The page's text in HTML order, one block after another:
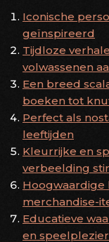
Iconische
geïnspireerd
Tijdloze
volwassenen
Een breed
boeken tot
Perfect als
leeftijden
Kleurrijke en
verbeelding
Hoogwaardige
merchandise-
Educatieve
en speelplezier